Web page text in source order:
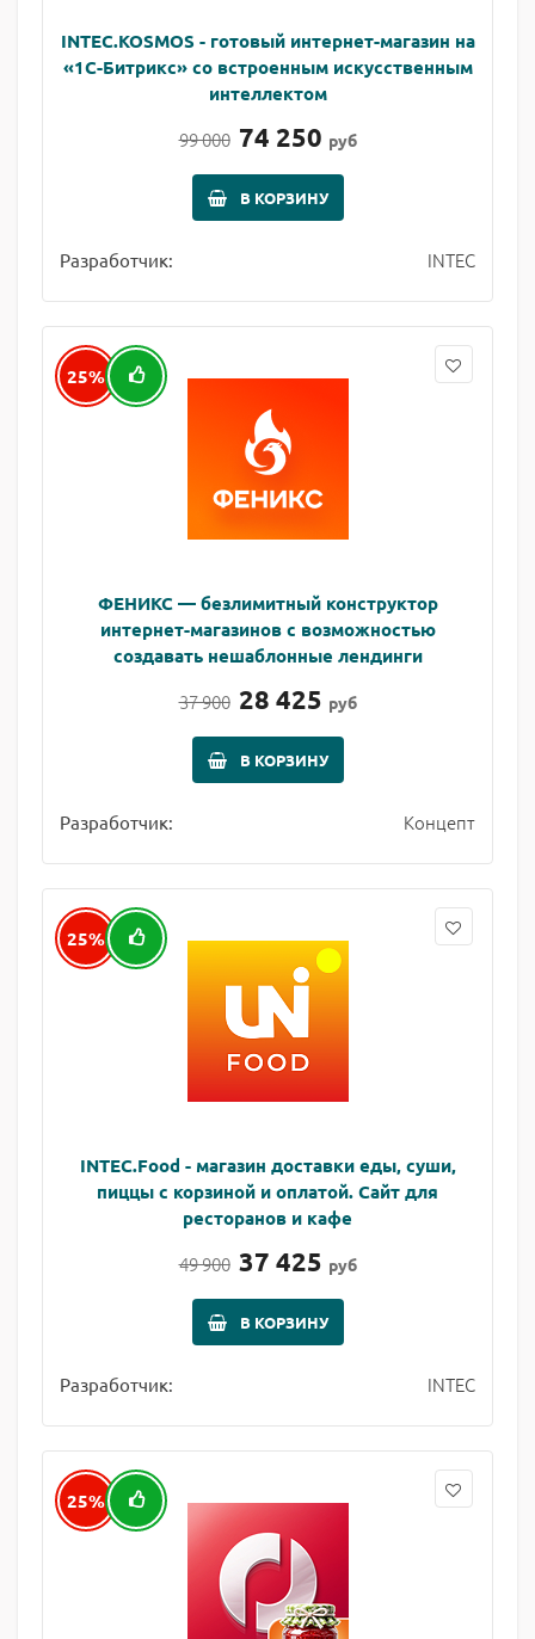
INTEC.KOSMOS - готовый интернет-магазин на
«1С-Битрикс» со встроенным искусственным
интеллектом
99 000 74 250 руб
В КОРЗИНУ
Разработчик: INTEC
25%
ФЕНИКС — безлимитный конструктор
интернет-магазинов с возможностью
создавать нешаблонные лендинги
37 900 28 425 руб
В КОРЗИНУ
Разработчик: Концепт
25%
INTEC.Food - магазин доставки еды, суши,
пиццы с корзиной и оплатой. Сайт для
ресторанов и кафе
49 900 37 425 руб
В КОРЗИНУ
Разработчик: INTEC
25%